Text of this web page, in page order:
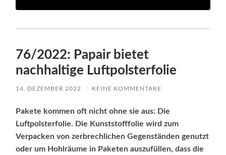
76/2022: Papair bietet
nachhaltige Luftpolsterfolie
14. DEZEMBER 2022 / KEINE KOMMENTARE
Pakete kommen oft nicht ohne sie aus: Die
Luftpolsterfolie. Die Kunststofffolie wird zum
Verpacken von zerbrechlichen Gegenständen genutzt
oder um Hohlräume in Paketen auszufüllen, dass die